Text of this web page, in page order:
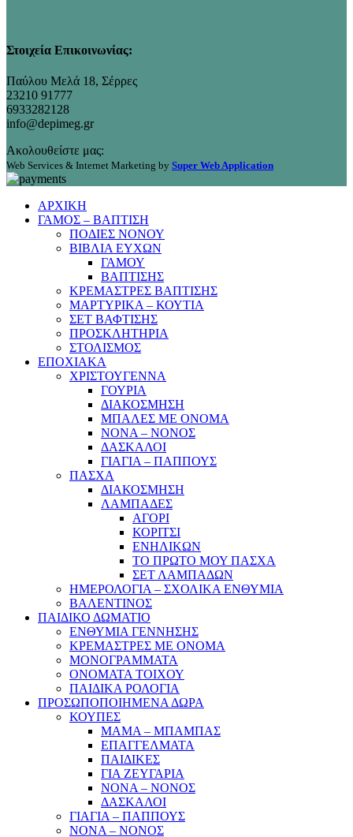
Στοιχεία Επικοινωνίας:
Παύλου Μελά 18, Σέρρες
23210 91777
6933282128
info@depimeg.gr
Ακολουθείστε μας:
Web Services & Internet Marketing by Super Web Application
ΑΡΧΙΚΗ
ΓΑΜΟΣ – ΒΑΠΤΙΣΗ
ΠΟΔΙΕΣ ΝΟΝΟΥ
ΒΙΒΛΙΑ ΕΥΧΩΝ
ΓΑΜΟΥ
ΒΑΠΤΙΣΗΣ
ΚΡΕΜΑΣΤΡΕΣ ΒΑΠΤΙΣΗΣ
ΜΑΡΤΥΡΙΚΑ – ΚΟΥΤΙΑ
ΣΕΤ ΒΑΦΤΙΣΗΣ
ΠΡΟΣΚΛΗΤΗΡΙΑ
ΣΤΟΛΙΣΜΟΣ
ΕΠΟΧΙΑΚΑ
ΧΡΙΣΤΟΥΓΕΝΝΑ
ΓΟΥΡΙΑ
ΔΙΑΚΟΣΜΗΣΗ
ΜΠΑΛΕΣ ΜΕ ΟΝΟΜΑ
ΝΟΝΑ – ΝΟΝΟΣ
ΔΑΣΚΑΛΟΙ
ΓΙΑΓΙΑ – ΠΑΠΠΟΥΣ
ΠΑΣΧΑ
ΔΙΑΚΟΣΜΗΣΗ
ΛΑΜΠΑΔΕΣ
ΑΓΟΡΙ
ΚΟΡΙΤΣΙ
ΕΝΗΛΙΚΩΝ
ΤΟ ΠΡΩΤΟ ΜΟΥ ΠΑΣΧΑ
ΣΕΤ ΛΑΜΠΑΔΩΝ
ΗΜΕΡΟΛΟΓΙΑ – ΣΧΟΛΙΚΑ ΕΝΘΥΜΙΑ
ΒΑΛΕΝΤΙΝΟΣ
ΠΑΙΔΙΚΟ ΔΩΜΑΤΙΟ
ΕΝΘΥΜΙΑ ΓΕΝΝΗΣΗΣ
ΚΡΕΜΑΣΤΡΕΣ ΜΕ ΟΝΟΜΑ
ΜΟΝΟΓΡΑΜΜΑΤΑ
ΟΝΟΜΑΤΑ ΤΟΙΧΟΥ
ΠΑΙΔΙΚΑ ΡΟΛΟΓΙΑ
ΠΡΟΣΩΠΟΠΟΙΗΜΕΝΑ ΔΩΡΑ
ΚΟΥΠΕΣ
ΜΑΜΑ – ΜΠΑΜΠΑΣ
ΕΠΑΓΓΕΛΜΑΤΑ
ΠΑΙΔΙΚΕΣ
ΓΙΑ ΖΕΥΓΑΡΙΑ
ΝΟΝΑ – ΝΟΝΟΣ
ΔΑΣΚΑΛΟΙ
ΓΙΑΓΙΑ – ΠΑΠΠΟΥΣ
ΝΟΝΑ – ΝΟΝΟΣ